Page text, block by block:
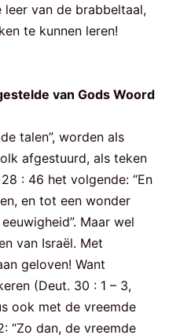
van de brabbeltaal,
te kunnen leren!
van Gods Woord
talen”, worden als
afgestuurd, als teken
: 46 het volgende: “En
en tot een wonder
Maar wel
van Israël. Met
geloven! Want
(Deut. 30 : 1 – 3,
ook met de vreemde
“Zo dan, de vreemde